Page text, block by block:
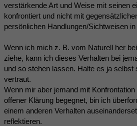
verstärkende Art und Weise mit seinen
konfrontiert und nicht mit
persönlichen Handlungen/Sichtweisen
Wenn ich mich z. B. vom Naturell her
ziehe, kann ich dieses Verhalten bei
und so stehen lassen. Halte es ja selbst
vertraut.
Wenn mir aber jemand mit
offener Klärung begegnet, bin ich
einem anderen Verhalten
reflektieren.